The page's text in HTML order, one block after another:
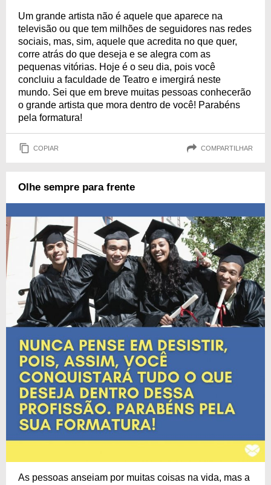
Um grande artista não é aquele que aparece na
televisão ou que tem milhões de seguidores nas redes
sociais, mas, sim, aquele que acredita no que quer,
corre atrás do que deseja e se alegra com as
pequenas vitórias. Hoje é o seu dia, pois você
concluiu a faculdade de Teatro e imergirá neste
mundo. Sei que em breve muitas pessoas conhecerão
o grande artista que mora dentro de você! Parabéns
pela formatura!
COPIAR COMPARTILHAR
Olhe sempre para frente
As pessoas anseiam por muitas coisas na vida, mas a